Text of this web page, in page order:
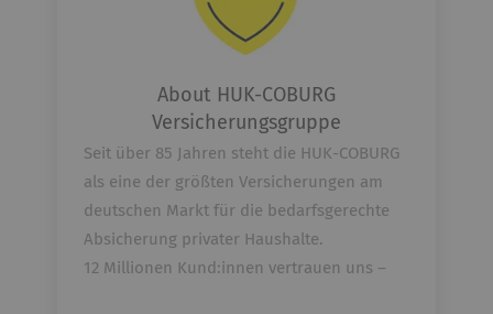
About HUK-COBURG
Versicherungsgruppe
Seit über 85 Jahren steht die HUK-COBURG
als eine der größten Ver­sicherungen am
deutschen Markt für die bedarfs­gerechte
Ab­sicherung privater Haus­halte.
12 Millionen Kund:innen vertrauen uns –